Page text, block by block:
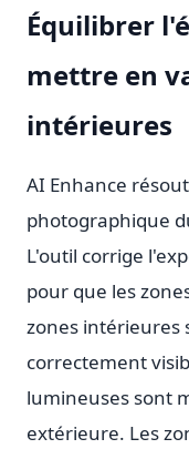
Équilibrer
mettre en
intérieures
AI Enhance
photographique
L'outil corrige
pour que les
zones intérieures
correctement
lumineuses sont
extérieure. Les